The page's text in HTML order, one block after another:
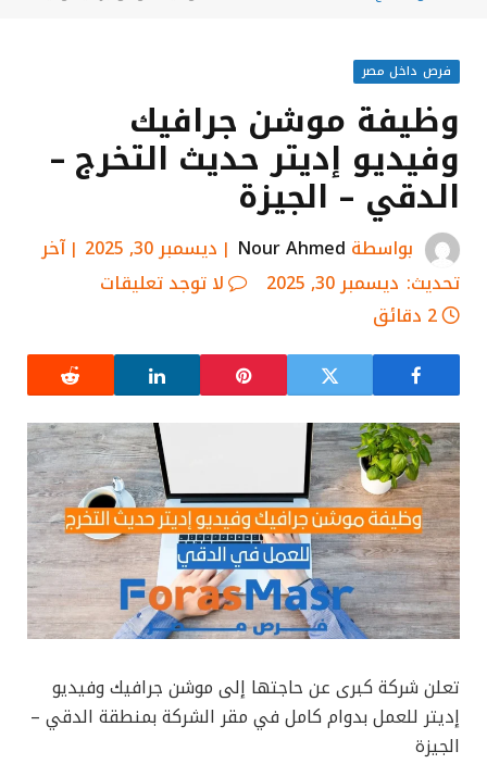
فرص داخل مصر
وظيفة موشن جرافيك
وفيديو إديتر حديث التخرج –
الدقي – الجيزة
بواسطة Nour Ahmed ديسمبر 30, 2025
آخر
تحديث: ديسمبر 30, 2025
لا توجد تعليقات
2 دقائق
تعلن شركة كبرى عن حاجتها إلى موشن جرافيك وفيديو
إديتر للعمل بدوام كامل في مقر الشركة بمنطقة الدقي –
الجيزة